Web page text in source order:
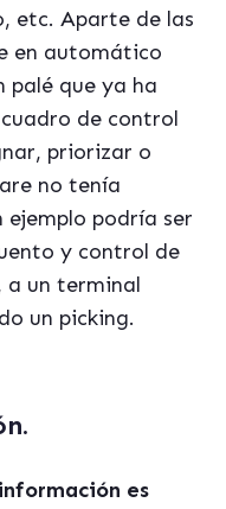
etc. Aparte de las
en automático
palé que ya ha
de control
priorizar o
no tenía
podría ser
y control de
a un terminal
un picking.
es